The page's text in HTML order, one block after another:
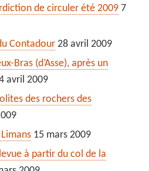
de circuler été 2009 7
Contadour 28 avril 2009
Bras (d’Asse), après un
avril 2009
des rochers des
15 mars 2009
à partir du col de la